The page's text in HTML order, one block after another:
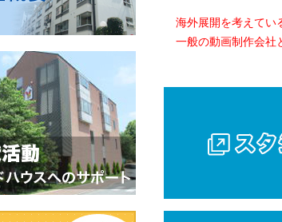
海外展開を考えてい
一般の動画制作会社